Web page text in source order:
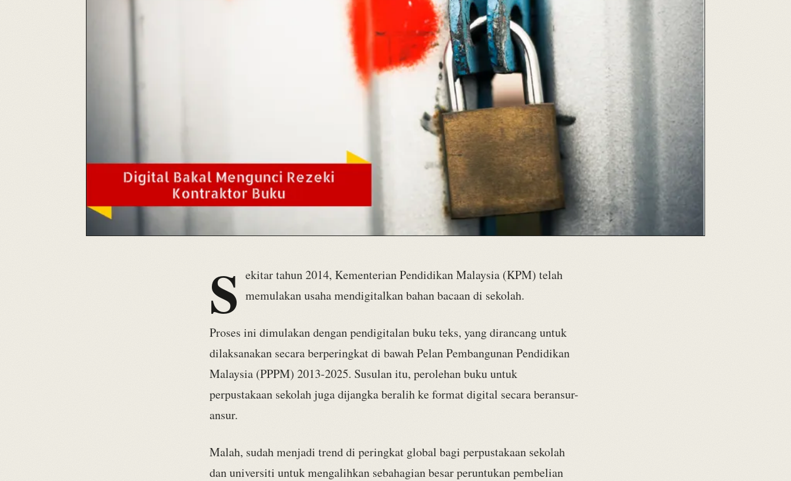
S ekitar tahun 2014, Kementerian Pendidikan Malaysia (KPM) telah
memulakan usaha mendigitalkan bahan bacaan di sekolah.
Proses ini dimulakan dengan pendigitalan buku teks, yang dirancang untuk
dilaksanakan secara berperingkat di bawah Pelan Pembangunan Pendidikan
Malaysia (PPPM) 2013-2025. Susulan itu, perolehan buku untuk
perpustakaan sekolah juga dijangka beralih ke format digital secara beransur-
ansur.
Malah, sudah menjadi trend di peringkat global bagi perpustakaan sekolah
dan universiti untuk mengalihkan sebahagian besar peruntukan pembelian